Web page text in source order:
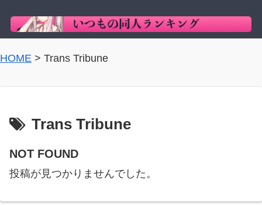
HOME > Trans Tribune
Trans Tribune
NOT FOUND
投稿が見つかりませんでした。